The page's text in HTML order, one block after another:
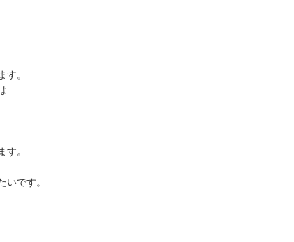
す。
す。
いです。